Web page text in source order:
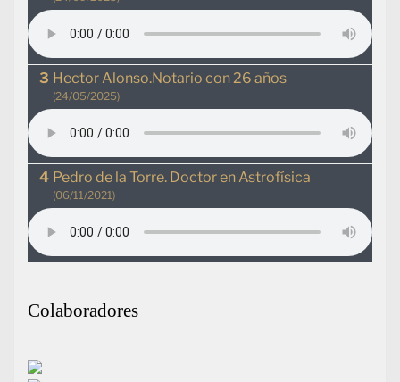
Hector Alonso.Notario con 26 años
(24/05/2025)
Pedro de la Torre. Doctor en Astrofísica
(06/11/2021)
Colaboradores